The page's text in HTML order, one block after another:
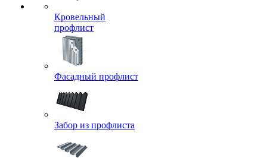
Кровельный
профлист
Фасадный профлист
Забор из профлиста